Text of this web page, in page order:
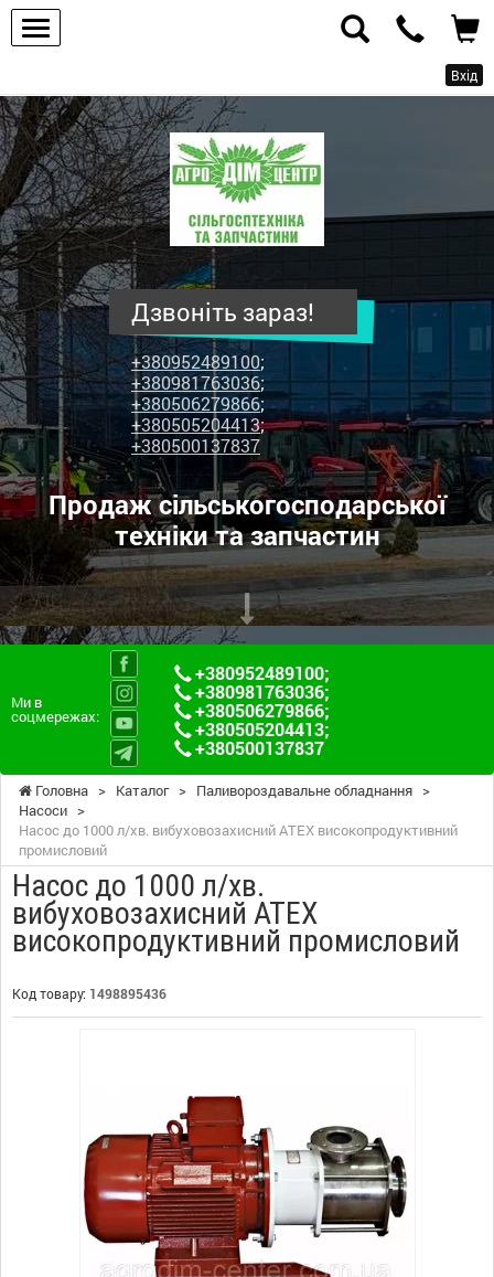
Вхід
ПП
"Агродім-
центр"
-
продаж
сільськогосподарської
техніки
та
запчастин
Дзвоніть зараз!
+380952489100;
+380981763036;
+380506279866;
+380505204413;
+380500137837
Продаж сільськогосподарської
техніки та запчастин
Ми в
соцмережах:
+380952489100;
+380981763036;
+380506279866;
+380505204413;
+380500137837
Головна > Каталог > Паливороздавальне обладнання >
Насоси >
Насос до 1000 л/хв. вибуховозахисний ATEX високопродуктивний
промисловий
Насос до 1000 л/хв.
вибуховозахисний ATEX
високопродуктивний промисловий
Код товару: 1498895436